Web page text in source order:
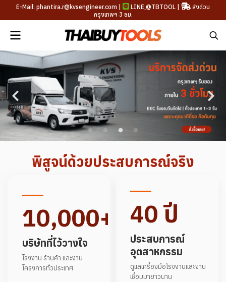
E-Mail: phantira.r@kvsengineer.com | LINE @TBTOOL |
ส่งด่วน
กรุงเทพฯ 3 ชม.
พิสูจน์ด้วยประสบการณ์จริง
10,000+
บริษัทที่ไว้วางใจ
โรงงาน ร้านค้า และงาน
โครงการทั่วประเทศ
40 ปี
ประสบการณ์
อุตสาหกรรม
ดูแลเครื่องมือโรงงานและงาน
เชื่อมมายาวนาน